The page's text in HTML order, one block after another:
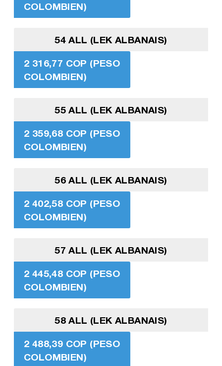
COLOMBIEN)
54 ALL (LEK ALBANAIS)
2 316,77 COP (PESO
COLOMBIEN)
55 ALL (LEK ALBANAIS)
2 359,68 COP (PESO
COLOMBIEN)
56 ALL (LEK ALBANAIS)
2 402,58 COP (PESO
COLOMBIEN)
57 ALL (LEK ALBANAIS)
2 445,48 COP (PESO
COLOMBIEN)
58 ALL (LEK ALBANAIS)
2 488,39 COP (PESO
COLOMBIEN)